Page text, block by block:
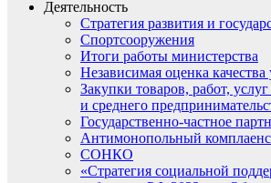
Деятельность
Стратегия развития и
Спортсооружения
Итоги работы министерства
Независимая оценка качества
Закупки товаров, работ,
и среднего
Государственно-частное
Антимонопольный комплаенс
СОНКО
«Стратегия социальной